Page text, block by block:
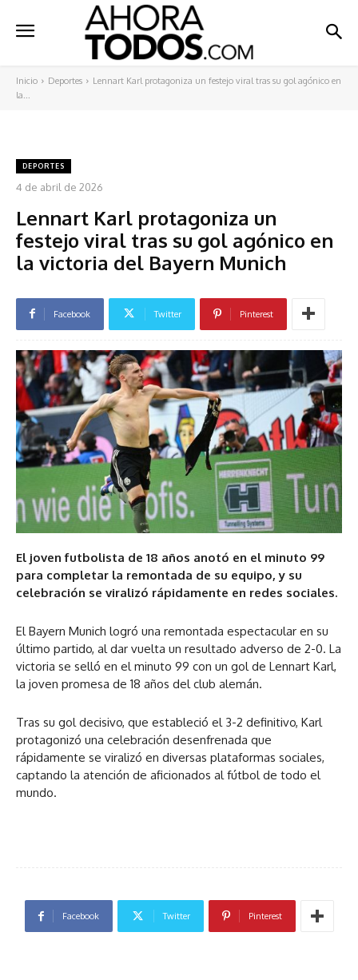
Inicio Deportes
Lennart Karl protagoniza un festejo viral tras su gol agónico en
la...
DEPORTES
4 de abril de 2026
Lennart Karl protagoniza un
festejo viral tras su gol agónico en
la victoria del Bayern Munich
Facebook Twitter Pinterest
El joven futbolista de 18 años anotó en el minuto 99
para completar la remontada de su equipo, y su
celebración se viralizó rápidamente en redes sociales.
El Bayern Munich logró una remontada espectacular en su
último partido, al dar vuelta un resultado adverso de 2-0. La
victoria se selló en el minuto 99 con un gol de Lennart Karl,
la joven promesa de 18 años del club alemán.
Tras su gol decisivo, que estableció el 3-2 definitivo, Karl
protagonizó una celebración desenfrenada que
rápidamente se viralizó en diversas plataformas sociales,
captando la atención de aficionados al fútbol de todo el
mundo.
Facebook Twitter Pinterest